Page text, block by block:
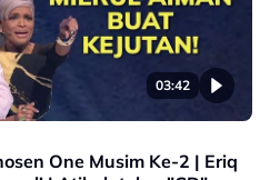
03:42
One Musim Ke-2 | Eriq